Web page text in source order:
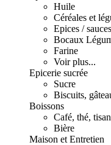
Huile
Céréales et
Epices / sauces
Bocaux
Farine
Voir plus...
Epicerie sucrée
Sucre
Biscuits,
Boissons
Café, thé,
Bière
Maison et Entretien